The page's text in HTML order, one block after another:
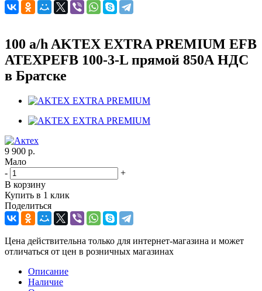
100 a/h AKTEX EXTRA PREMIUM EFB
ATEXPEFB 100-3-L прямой 850А НДС
в Братске
9 900 р.
Мало
-
+
В корзину
Купить в 1 клик
Поделиться
Цена действительна только для интернет-магазина и может
отличаться от цен в розничных магазинах
Описание
Наличие